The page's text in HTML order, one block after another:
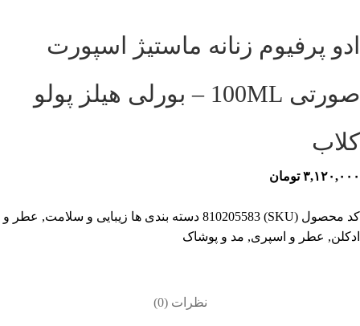
ادو پرفیوم زنانه ماستیژ اسپورت
صورتی 100ML – بورلی هیلز پولو
کلاب
۳,۱۲۰,۰۰۰ تومان
کد محصول (SKU) 810205583 دسته بندی ها زیبایی و سلامت, عطر و
ادکلن, عطر و اسپری, مد و پوشاک
نظرات (0)